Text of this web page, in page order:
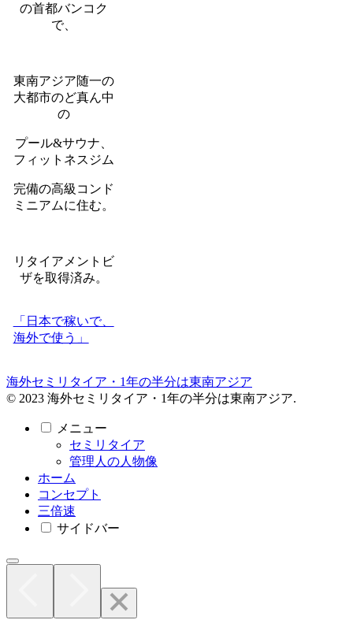
の首都バンコク
で、
東南アジア随一の
大都市のど真ん中
の
プール&サウナ、
フィットネスジム
完備の高級コンド
ミニアムに住む。
リタイアメントビ
ザを取得済み。
「日本で稼いで、
海外で使う」
海外セミリタイア・1年の半分は東南アジア
© 2023 海外セミリタイア・1年の半分は東南アジア.
メニュー
セミリタイア
管理人の人物像
ホーム
コンセプト
三倍速
サイドバー